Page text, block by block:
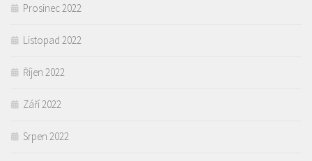
Prosinec 2022
Listopad 2022
Říjen 2022
Září 2022
Srpen 2022